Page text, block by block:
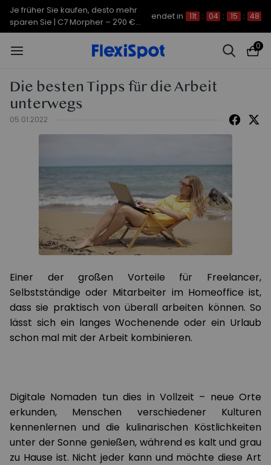
Je früher Sie kaufen, desto mehr
sparen Sie | C7 Morpher – 290 €
Rabatt
endet in 11t : 04 : 15 : 47
0
Die besten Tipps für die Arbeit
unterwegs
05.01.2022
Einer der großen Vorteile für Freelancer,
Selbstständige oder Mitarbeiter im Homeoffice ist,
dass sie praktisch von überall arbeiten können. So
lässt sich ein langes Wochenende oder ein Urlaub
schon mal mit der Arbeit kombinieren.
Digitale Nomaden tun dies in Vollzeit – neue Orte
erkunden, Menschen verschiedener Kulturen
kennenlernen und die kulinarischen Köstlichkeiten
unter der Sonne genießen, während es kalt und grau
zu Hause ist. Nicht jeder kann und möchte diese Art